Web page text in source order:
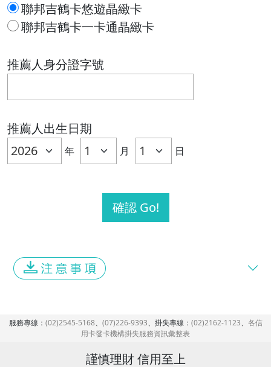
聯邦吉鶴卡悠遊晶緻卡
聯邦吉鶴卡一卡通晶緻卡
推薦人身分證字號
推薦人出生日期
年 月 日
服務專線： (02)2545-5168、 (07)226-9393、掛失專線： (02)2162-1123、 各信
用卡發卡機構掛失服務資訊彙整表
謹慎理財 信用至上